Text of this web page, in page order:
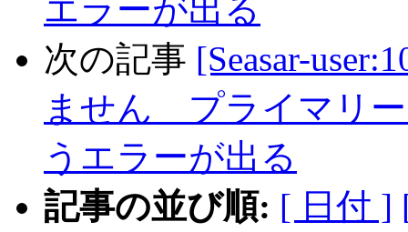
エラーが出る
次の記事 [Seasar-
ません プライマリ
うエラーが出る
記事の並び順: [ 日付 ]